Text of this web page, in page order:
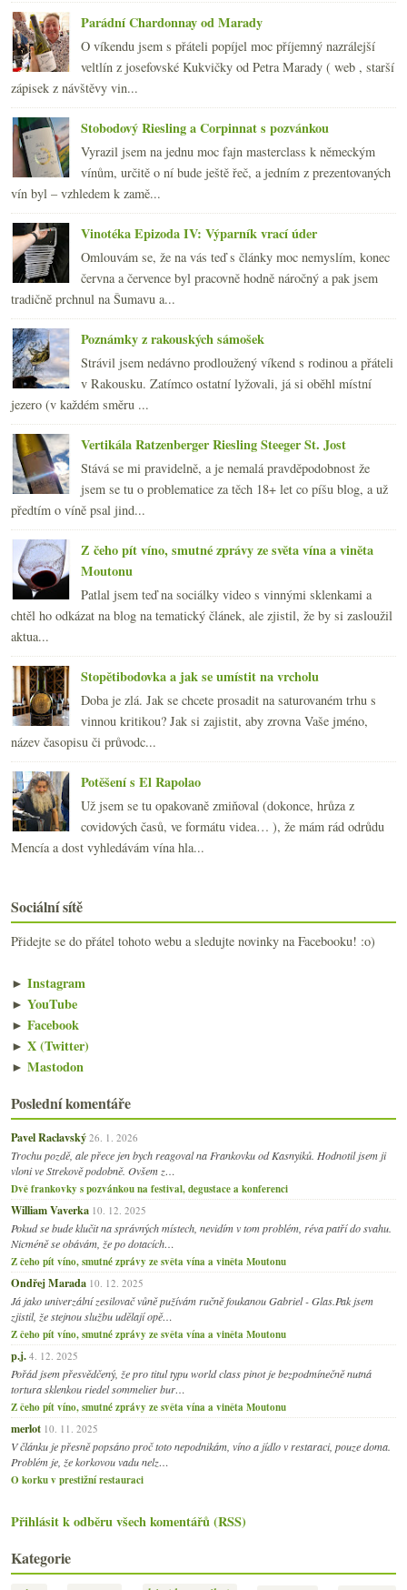
►2009(249)
►2008(270)
►2007(108)
Parádní Chardonnay od Marady
O víkendu jsem s přáteli popíjel moc příjemný nazrálejší
veltlín z josefovské Kukvičky od Petra Marady ( web , starší
zápisek z návštěvy vin...
Stobodový Riesling a Corpinnat s pozvánkou
Vyrazil jsem na jednu moc fajn masterclass k německým
vínům, určitě o ní bude ještě řeč, a jedním z prezentovaných
vín byl – vzhledem k zamě...
Vinotéka Epizoda IV: Výparník vrací úder
Omlouvám se, že na vás teď s články moc nemyslím, konec
června a července byl pracovně hodně náročný a pak jsem
tradičně prchnul na Šumavu a...
Poznámky z rakouských sámošek
Strávil jsem nedávno prodloužený víkend s rodinou a přáteli
v Rakousku. Zatímco ostatní lyžovali, já si oběhl místní
jezero (v každém směru ...
Vertikála Ratzenberger Riesling Steeger St. Jost
Stává se mi pravidelně, a je nemalá pravděpodobnost že
jsem se tu o problematice za těch 18+ let co píšu blog, a už
předtím o víně psal jind...
Z čeho pít víno, smutné zprávy ze světa vína a viněta
Moutonu
Patlal jsem teď na sociálky video s vinnými sklenkami a
chtěl ho odkázat na blog na tematický článek, ale zjistil, že by si zasloužil
aktua...
Stopětibodovka a jak se umístit na vrcholu
Doba je zlá. Jak se chcete prosadit na saturovaném trhu s
vinnou kritikou? Jak si zajistit, aby zrovna Vaše jméno,
název časopisu či průvodc...
Potěšení s El Rapolao
Už jsem se tu opakovaně zmiňoval (dokonce, hrůza z
covidových časů, ve formátu videa… ), že mám rád odrůdu
Mencía a dost vyhledávám vína hla...
Sociální sítě
Přidejte se do přátel tohoto webu a sledujte novinky na Facebooku! :o)
► Instagram
► YouTube
► Facebook
► X (Twitter)
► Mastodon
Poslední komentáře
Pavel Raclavský 26. 1. 2026
Trochu pozdě, ale přece jen bych reagoval na Frankovku od Kasnyiků. Hodnotil jsem ji
vloni ve Strekově podobně. Ovšem z…
Dvě frankovky s pozvánkou na festival, degustace a konferenci
William Vaverka 10. 12. 2025
Pokud se bude klučit na správných místech, nevidím v tom problém, réva patří do svahu.
Nicméně se obávám, že po dotacích…
Z čeho pít víno, smutné zprávy ze světa vína a viněta Moutonu
Ondřej Marada 10. 12. 2025
Já jako univerzální zesilovač vůně pužívám ručně foukanou Gabriel - Glas.Pak jsem
zjistil, že stejnou službu udělají opě…
Z čeho pít víno, smutné zprávy ze světa vína a viněta Moutonu
p.j. 4. 12. 2025
Pořád jsem přesvědčený, že pro titul typu world class pinot je bezpodmínečně nutná
tortura sklenkou riedel sommelier bur…
Z čeho pít víno, smutné zprávy ze světa vína a viněta Moutonu
merlot 10. 11. 2025
V článku je přesně popsáno proč toto nepodnikám, víno a jídlo v restaraci, pouze doma.
Problém je, že korkovou vadu nelz…
O korku v prestižní restauraci
Přihlásit k odběru všech komentářů (RSS)
Kategorie